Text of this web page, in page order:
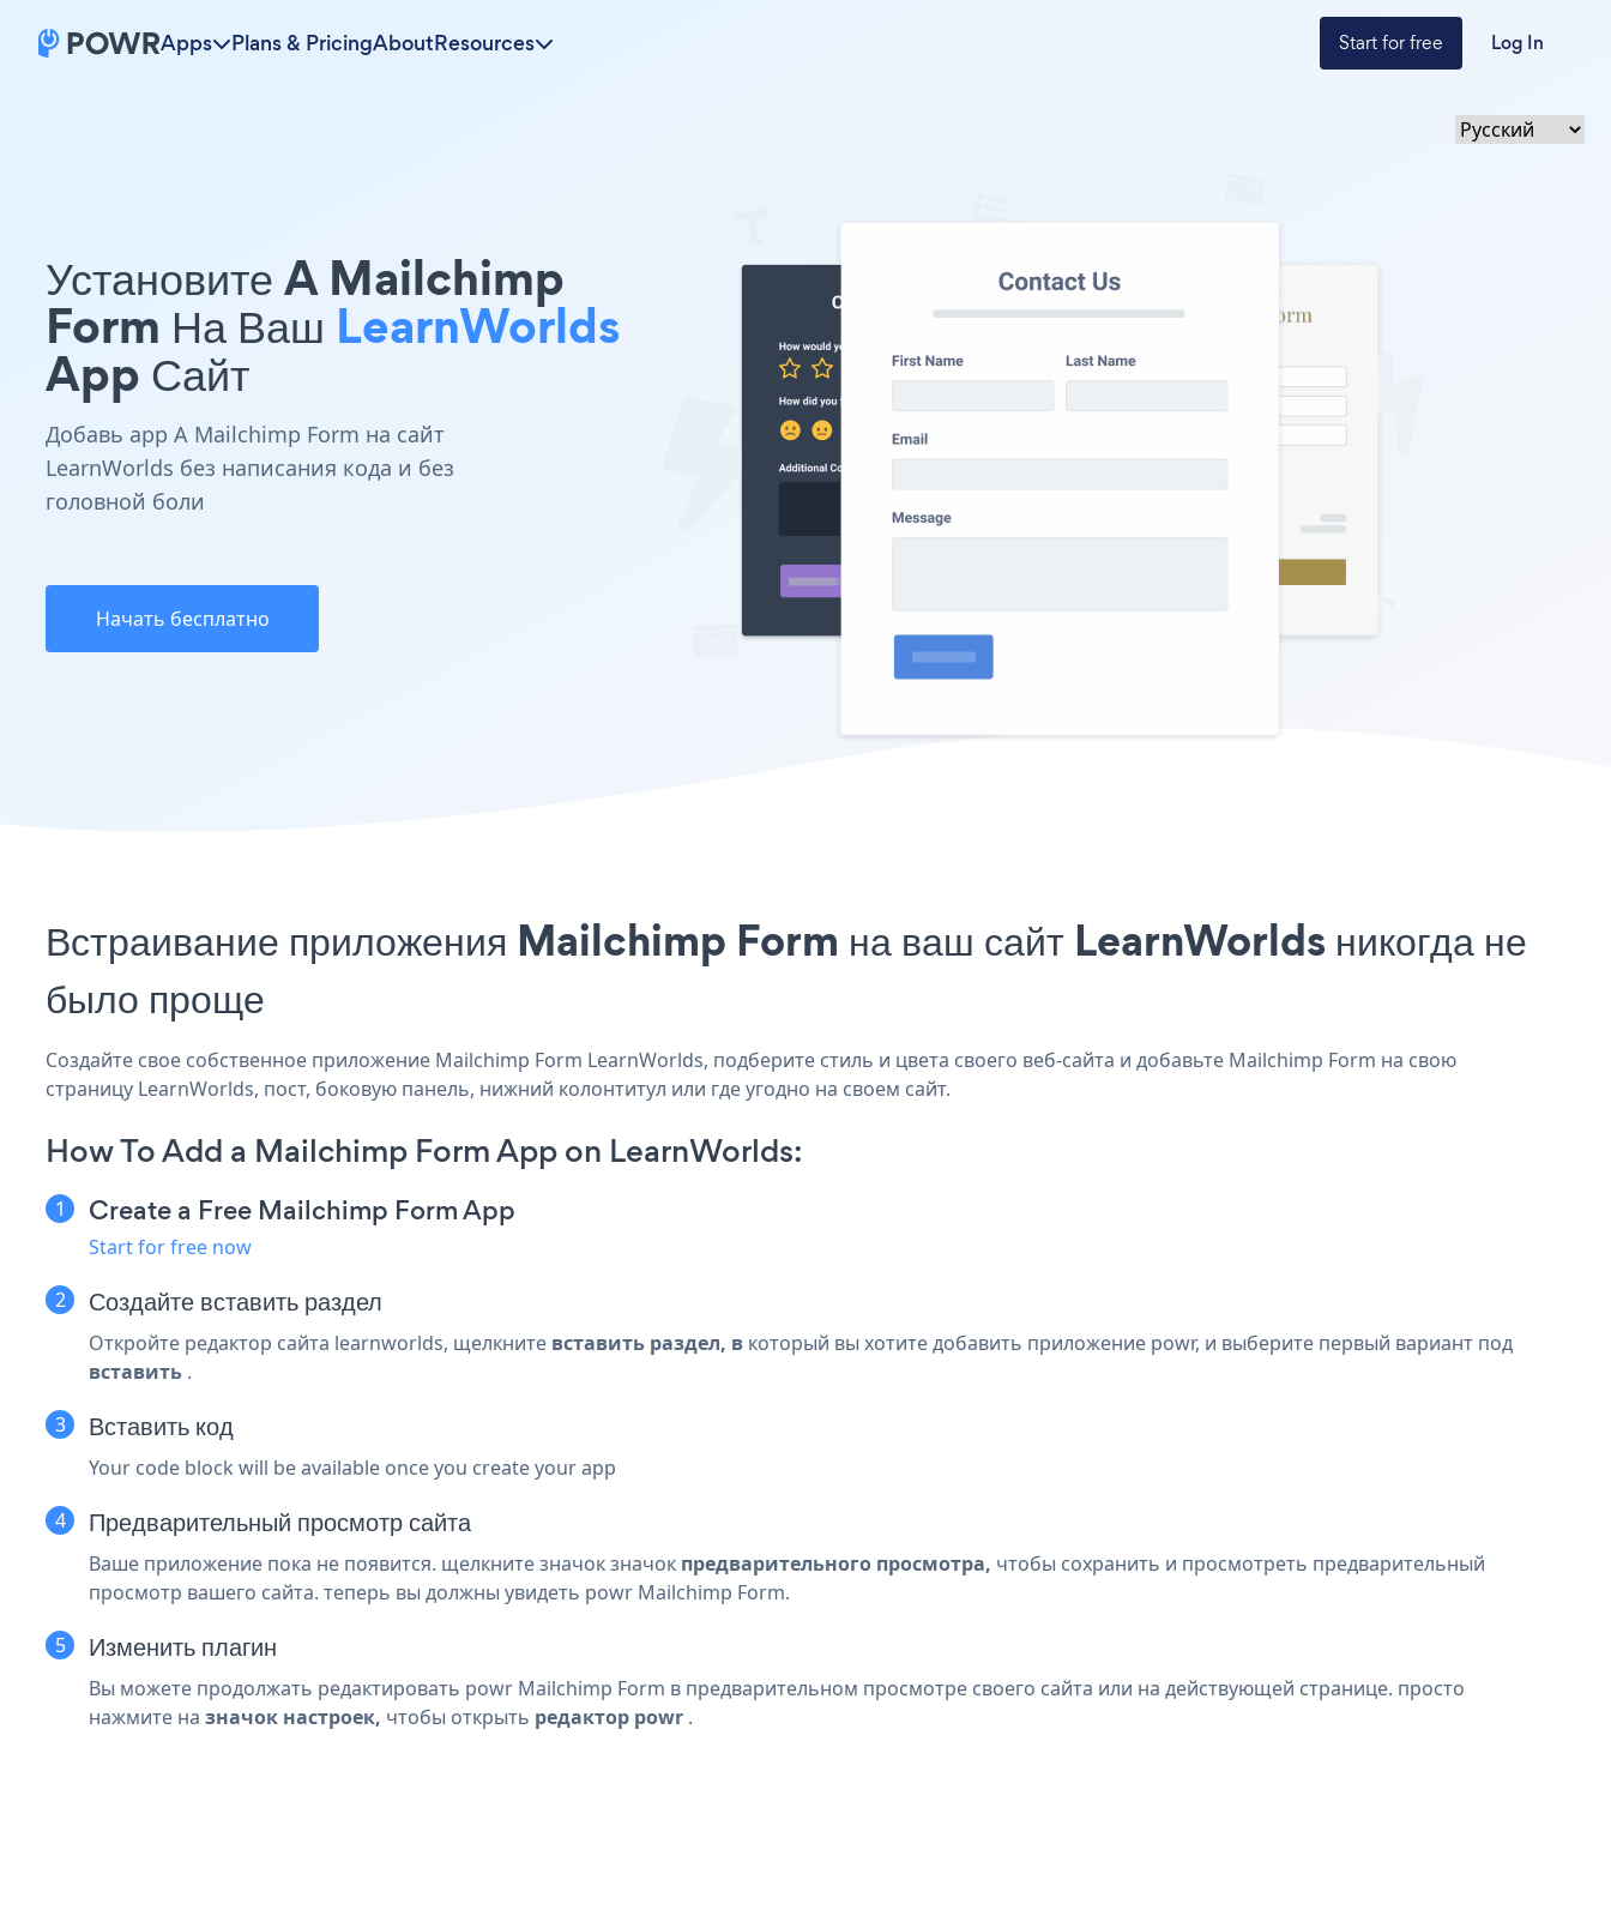
Apps Plans & PricingAboutResources Start for free Log In
Установите A Mailchimp
Form На Ваш LearnWorlds
App Сайт
Добавь app A Mailchimp Form на сайт
LearnWorlds без написания кода и без
головной боли
Начать бесплатно
Встраивание приложения Mailchimp Form на ваш сайт LearnWorlds никогда не
было проще
Создайте свое собственное приложение Mailchimp Form LearnWorlds, подберите стиль и цвета своего веб-сайта и добавьте Mailchimp Form на свою
страницу LearnWorlds, пост, боковую панель, нижний колонтитул или где угодно на своем сайт.
How To Add a Mailchimp Form App on LearnWorlds:
Create a Free Mailchimp Form App
Start for free now
Создайтевставить раздел
Откройте редактор сайта learnworlds, щелкните вставить раздел, в который вы хотите добавить приложение powr, и выберите первый вариант под
вставить .
Вставить код
Your code block will be available once you create your app
Предварительный просмотр сайта
Ваше приложение пока не появится. щелкните значокзначок предварительного просмотра, чтобы сохранить и просмотреть предварительный
просмотр вашего сайта. теперь вы должны увидеть powr Mailchimp Form.
Изменить плагин
Вы можете продолжать редактировать powr Mailchimp Form в предварительном просмотре своего сайта или на действующей странице. просто
нажмите на значок настроек, чтобы открыть редактор powr .